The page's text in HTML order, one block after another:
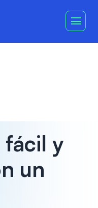
y
un